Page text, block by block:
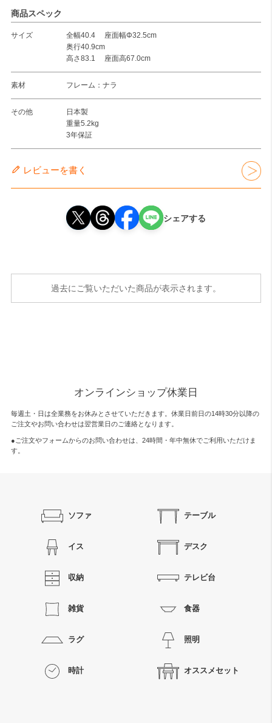
商品スペック
サイズ
全幅40.4 座面幅Φ32.5cm
奥行40.9cm
高さ83.1 座面高67.0cm
素材 フレーム：ナラ
その他
日本製
重量5.2kg
3年保証
レビューを書く
シェアする
過去にご覧いただいた商品が表示されます。
オンラインショップ休業日
毎週土・日は全業務をお休みとさせていただきます。休業日前日の14時30分以降の
ご注文やお問い合わせは翌営業日のご連絡となります。
●ご注文やフォームからのお問い合わせは、 24時間・年中無休でご利用いただけま
す。
ソファ テーブル
イス デスク
収納 テレビ台
雑貨 食器
ラグ 照明
時計 オススメセット